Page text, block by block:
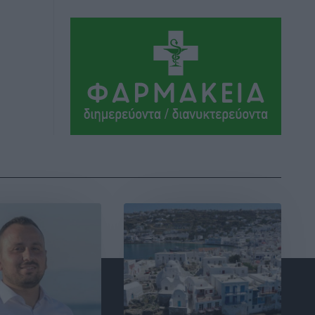
πριν 9 ώρες
Το στενό της Κρεμαστής μπήκε στη
λίστα των 7 θαυμάτων της αναμονής
Δημο-Κρίσεις• πριν 9 ώρες
Γ. Χατζημάρκος: “Δύο μεγάλες
δεσμεύσεις Γεωργιάδη” – Κίνητρα για
τους γιατρούς των νησιών και
συνεργασία Ρόδου με το Αττικόν για το
Ακτινοθεραπευτικό
Τοπικές Ειδήσεις• πριν 9 ώρες